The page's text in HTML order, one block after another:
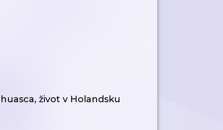
život v Holandsku